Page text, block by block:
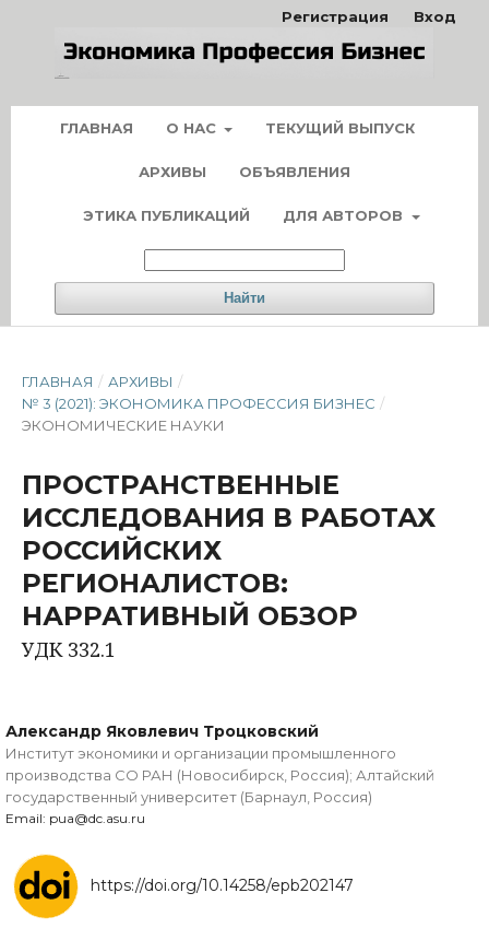
ГЛАВНАЯ О НАС ТЕКУЩИЙ ВЫПУСК
АРХИВЫ ОБЪЯВЛЕНИЯ
ЭТИКА ПУБЛИКАЦИЙ ДЛЯ АВТОРОВ
Найти
Регистрация Вход
ГЛАВНАЯ / АРХИВЫ /
№ 3 (2021): ЭКОНОМИКА ПРОФЕССИЯ БИЗНЕС /
ЭКОНОМИЧЕСКИЕ НАУКИ
ПРОСТРАНСТВЕННЫЕ
ИССЛЕДОВАНИЯ В РАБОТАХ
РОССИЙСКИХ
РЕГИОНАЛИСТОВ:
НАРРАТИВНЫЙ ОБЗОР
УДК 332.1
Александр Яковлевич Троцковский
Институт экономики и организации промышленного
производства СО РАН (Новосибирск, Россия); Алтайский
государственный университет (Барнаул, Россия)
Email: pua@dc.asu.ru
https://doi.org/10.14258/epb202147